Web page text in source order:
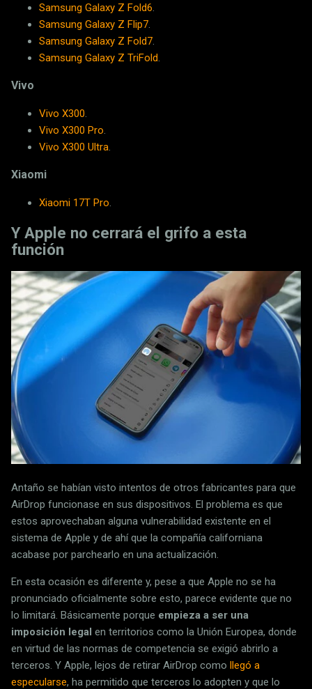
Samsung Galaxy Z Fold6.
Samsung Galaxy Z Flip7.
Samsung Galaxy Z Fold7.
Samsung Galaxy Z TriFold.
Vivo
Vivo X300.
Vivo X300 Pro.
Vivo X300 Ultra.
Xiaomi
Xiaomi 17T Pro.
Y Apple no cerrará el grifo a esta
función
Antaño se habían visto intentos de otros fabricantes para que
AirDrop funcionase en sus dispositivos. El problema es que
estos aprovechaban alguna vulnerabilidad existente en el
sistema de Apple y de ahí que la compañía californiana
acabase por parchearlo en una actualización.
En esta ocasión es diferente y, pese a que Apple no se ha
pronunciado oficialmente sobre esto, parece evidente que no
lo limitará. Básicamente porque empieza a ser una
imposición legal en territorios como la Unión Europea, donde
en virtud de las normas de competencia se exigió abrirlo a
terceros. Y Apple, lejos de retirar AirDrop como llegó a
especularse, ha permitido que terceros lo adopten y que lo